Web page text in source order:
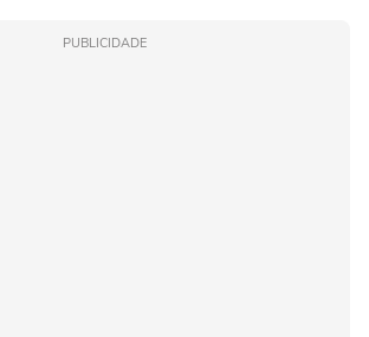
PUBLICIDADE